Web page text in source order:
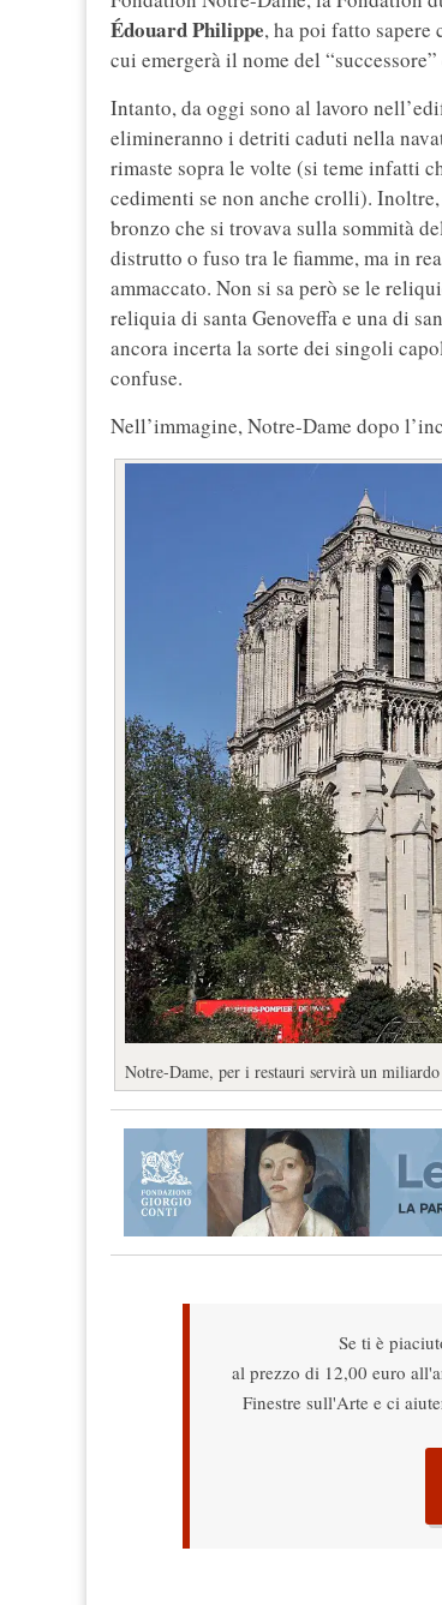
Édouard Philippe, ha poi fatto
cui emergerà il nome del
Intanto, da oggi sono al lavoro
elimineranno i detriti caduti nella
rimaste sopra le volte (si teme infatti
cedimenti se non anche crolli).
bronzo che si trovava sulla sommità
distrutto o fuso tra le fiamme, ma in
ammaccato. Non si sa però se le
reliquia di santa Genoveffa e una di
ancora incerta la sorte dei singoli
confuse.
Nell’immagine, Notre-Dame dopo
Notre-Dame, per i restauri servirà un
Se ti è
al prezzo di 12,00 euro
Finestre sull'Arte e ci